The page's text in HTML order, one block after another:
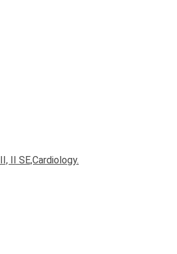
II SE,Cardiology.